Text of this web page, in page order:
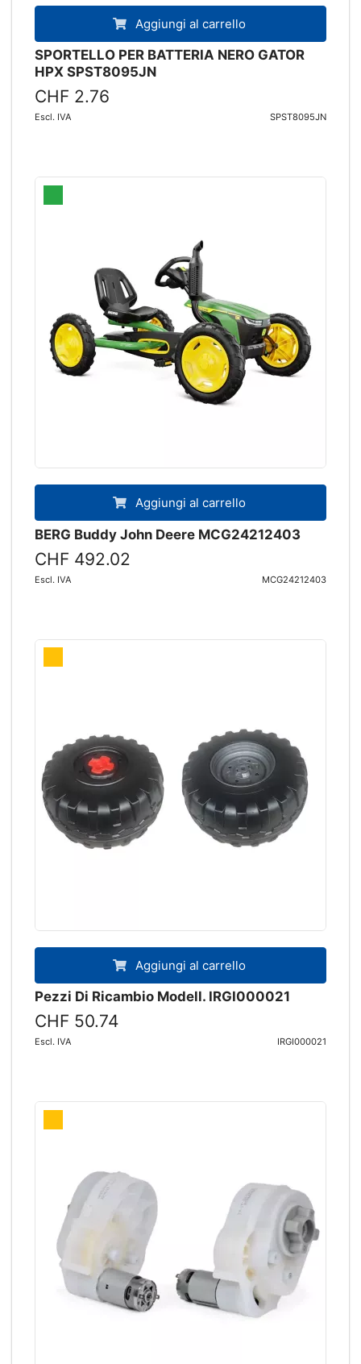
Aggiungi al carrello
SPORTELLO PER BATTERIA NERO GATOR
HPX SPST8095JN
CHF 2.76
Escl. IVA SPST8095JN
Aggiungi al carrello
BERG Buddy John Deere MCG24212403
CHF 492.02
Escl. IVA MCG24212403
Aggiungi al carrello
Pezzi Di Ricambio Modell. IRGI000021
CHF 50.74
Escl. IVA IRGI000021